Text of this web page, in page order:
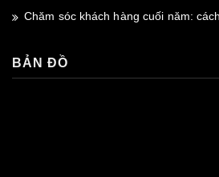
Chăm sóc khách hàng cuối năm:
BẢN ĐỒ